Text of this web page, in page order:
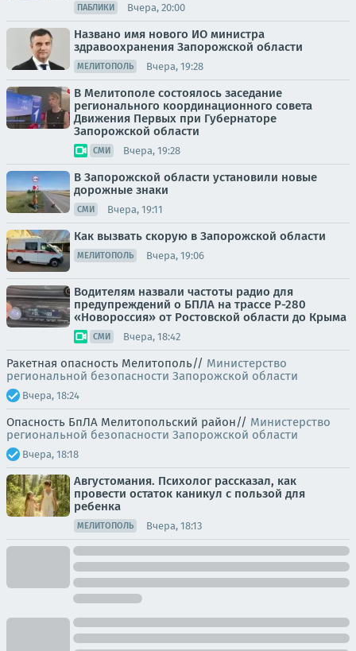
ПАБЛИКИ Вчера, 20:00
Названо имя нового ИО министра
здравоохранения Запорожской области
МЕЛИТОПОЛЬ Вчера, 19:28
В Мелитополе состоялось заседание
регионального координационного совета
Движения Первых при Губернаторе
Запорожской области
СМИ Вчера, 19:28
В Запорожской области установили новые
дорожные знаки
СМИ Вчера, 19:11
Как вызвать скорую в Запорожской области
МЕЛИТОПОЛЬ Вчера, 19:06
Водителям назвали частоты радио для
предупреждений о БПЛА на трассе Р-280
«Новороссия» от Ростовской области до Крыма
СМИ Вчера, 18:42
Ракетная опасность Мелитополь// Министерство
региональной безопасности Запорожской области
Вчера, 18:24
Опасность БпЛА Мелитопольский район// Министерство
региональной безопасности Запорожской области
Вчера, 18:18
Августомания. Психолог рассказал, как
провести остаток каникул с пользой для
ребенка
МЕЛИТОПОЛЬ Вчера, 18:13